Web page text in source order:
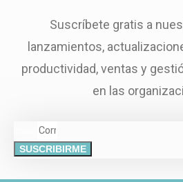
Suscríbete gratis a
lanzamientos,
productividad, ventas y
en las
SUSCRIBIRME